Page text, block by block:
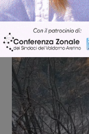
Ultime Notizie